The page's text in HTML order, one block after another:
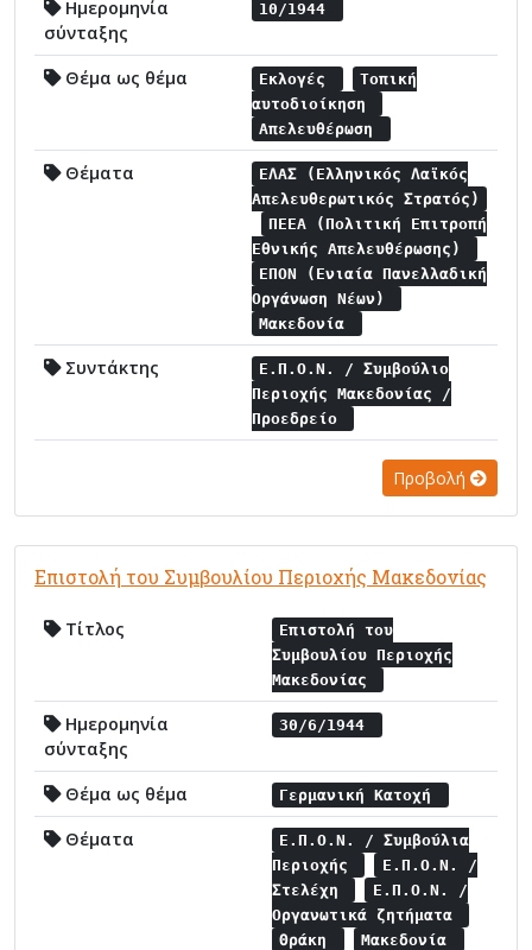
Ημερομηνία
σύνταξης
10/1944
Θέμα ως θέμα Εκλογές
Τοπική
αυτοδιοίκηση
Απελευθέρωση
Θέματα
ΕΛΑΣ (Ελληνικός Λαϊκός
Απελευθερωτικός Στρατός)
ΠΕΕΑ (Πολιτική Επιτροπή
Εθνικής Απελευθέρωσης)
ΕΠΟΝ (Ενιαία Πανελλαδική
Οργάνωση Νέων)
Μακεδονία
Συντάκτης
Ε.Π.Ο.Ν. / Συμβούλιο
Περιοχής Μακεδονίας /
Προεδρείο
Προβολή
Επιστολή του Συμβουλίου Περιοχής Μακεδονίας
Τίτλος
Επιστολή του
Συμβουλίου Περιοχής
Μακεδονίας
Ημερομηνία
σύνταξης
30/6/1944
Θέμα ως θέμα Γερμανική Κατοχή
Θέματα
Ε.Π.Ο.Ν. / Συμβούλια
Περιοχής
Ε.Π.Ο.Ν. /
Στελέχη
Ε.Π.Ο.Ν. /
Οργανωτικά ζητήματα
Θράκη
Μακεδονία